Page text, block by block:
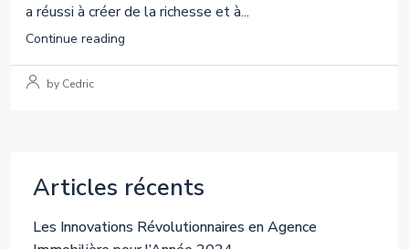
a réussi à créer de la richesse et à...
Continue reading
by Cedric
Articles récents
Les Innovations Révolutionnaires en Agence